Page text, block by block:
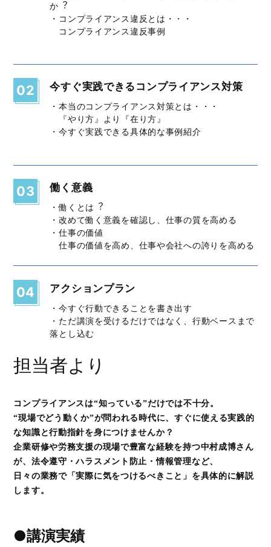
か︖
・コンプライアンス違反とは・・・
コンプライアンス違反事例
02 今すぐ実践できるコンプライアンス対策
・本当のコンプライアンス対策とは・・・
『やり⽅』より『在り⽅』
・今すぐ実践できる具体的な事例紹介
03 働く意義
・働くとは︖
・改めて働く意義を確認し、仕事の質を⾼める
・仕事の価値
仕事の価値を⾼め、仕事や会社への誇りを⾼める
04 アクションプラン
・今すぐ⾏動できることを書き出す
・ただ講演を受けるだけではなく、⾏動ベースまで
落とし込む
担当者より
コンプライアンスは“知っている”だけでは不十分。
“現場でどう動くか”が問われる時代に、すぐに使える実践的
な知識と行動指針を身につけませんか？
企業研修や労務支援の現場で豊富な経験を持つ中村成博さん
が、法令遵守・ハラスメント防止・情報管理など、
日々の業務で「実際に気をつけるべきこと」を具体的に解説
します。
●講演実績